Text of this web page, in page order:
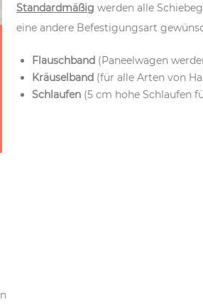
Standardmäßig werden alle
eine andere Befestigungsart
Flauschband (Paneelwagen
Kräuselband (für alle Arten von
Schlaufen (5 cm hohe Schlaufen